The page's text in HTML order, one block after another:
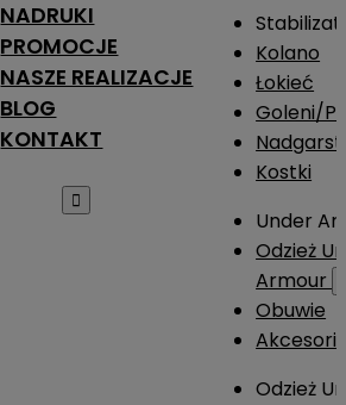
NADRUKI
PROMOCJE
NASZE REALIZACJE
BLOG
KONTAKT

Kolano
Łokieć
Goleni/
Kostki
Under
Odzież
Armour
Obuwie
Odzież